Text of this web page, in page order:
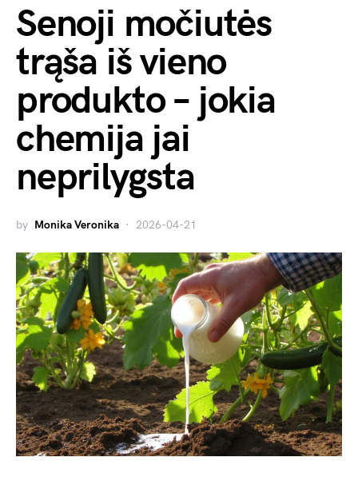
Senoji močiutės
trąša iš vieno
produkto – jokia
chemija jai
neprilygsta
by Monika Veronika 2026-04-21